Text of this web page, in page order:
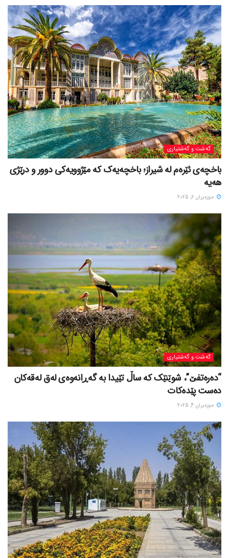
گه‌شت و گه‌شتیاری
باخچەی ئێرەم لە شیراز؛ باخچەیەک کە مێژوویەکی دوور و درێژی
هەیە
حوزه‌یران 6, 2025
گه‌شت و گه‌شتیاری
“دەرەتفێ”، شوێنێک کە ساڵ تێیدا بە گەڕانەوەی لەق لەقەکان
دەست پێدەکات
حوزه‌یران 4, 2025